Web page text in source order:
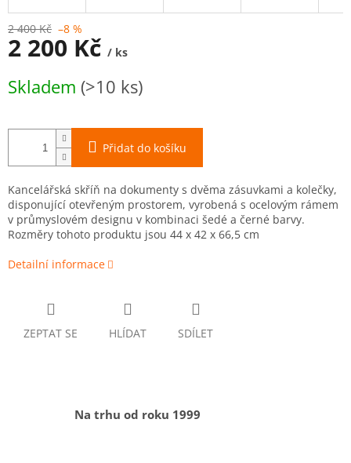
2 400 Kč –8 %
2 200 Kč / ks
cena:
Skladem (>10 ks)
Přidat do košíku
Kancelářská skříň na dokumenty s dvěma zásuvkami a kolečky,
disponující otevřeným prostorem, vyrobená s ocelovým rámem
v průmyslovém designu v kombinaci šedé a černé barvy.
Rozměry tohoto produktu jsou 44 x 42 x 66,5 cm
Detailní informace
ZEPTAT SE HLÍDAT SDÍLET
Na trhu od roku 1999